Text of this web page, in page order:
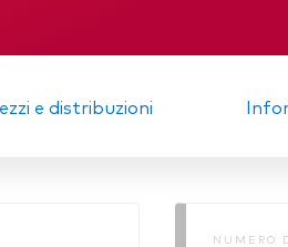
e distribuzioni
NUMERO